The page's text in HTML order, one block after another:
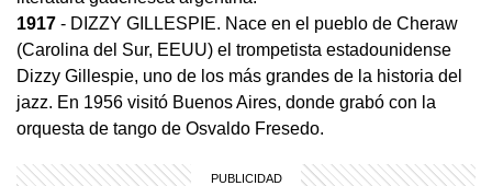
1917 - DIZZY GILLESPIE. Nace en el pueblo de Cheraw
(Carolina del Sur, EEUU) el trompetista estadounidense
Dizzy Gillespie, uno de los más grandes de la historia del
jazz. En 1956 visitó Buenos Aires, donde grabó con la
orquesta de tango de Osvaldo Fresedo.